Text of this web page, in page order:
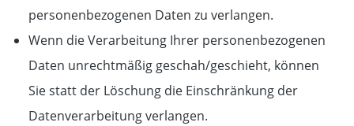
personenbezogenen Daten zu verlangen.
Wenn die Verarbeitung Ihrer personenbezogenen
Daten unrechtmäßig geschah/geschieht, können
Sie statt der Löschung die Einschränkung der
Datenverarbeitung verlangen.